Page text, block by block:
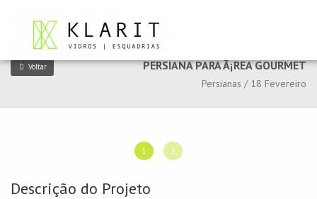
Voltar PERSIANA PARA Ã¡REA GOURMET
Persianas / 18 Fevereiro
1 2
Descrição do Projeto